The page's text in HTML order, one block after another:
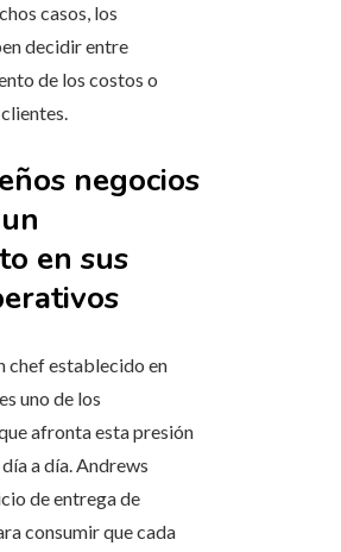
casos, los
decidir entre
de los costos o
negocios
en sus
chef establecido en
uno de los
afronta esta presión
a día. Andrews
de entrega de
consumir que cada